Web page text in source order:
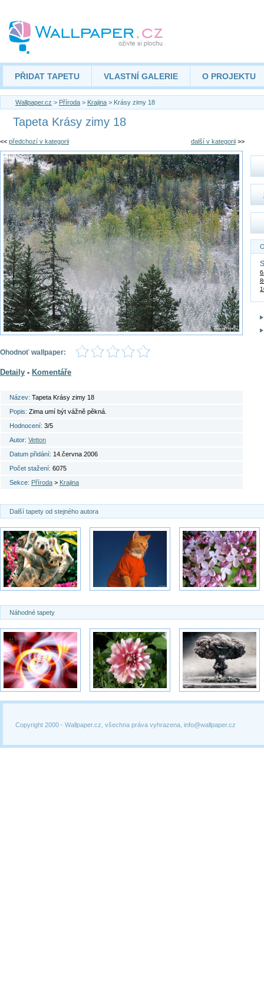
PŘIDAT TAPETU VLASTNÍ GALERIE O PROJEKTU
Wallpaper.cz > Příroda > Krajina > Krásy zimy 18
Tapeta Krásy zimy 18
<< předchozí v kategorii další v kategorii >>
Ohodnoť wallpaper:
Detaily - Komentáře
Název: Tapeta Krásy zimy 18
Popis: Zima umí být vážně pěkná.
Hodnocení: 3/5
Autor: Vetton
Datum přidání: 14.června 2006
Počet stažení: 6075
Sekce: Příroda > Krajina
Další tapety od stejného autora
Náhodné tapety
Copyright 2000 - Wallpaper.cz, všechna práva vyhrazena, info@wallpaper.cz